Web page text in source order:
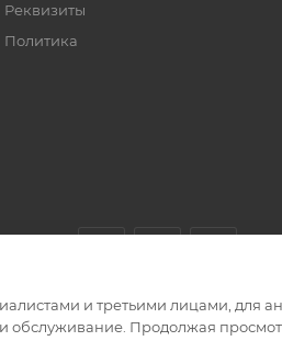
Реквизиты
Политика
и третьими лицами, для
обслуживание. Продолжая